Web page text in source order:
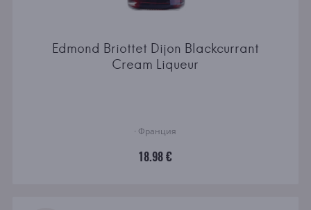
Edmond Briottet Dijon Blackcurrant
Cream Liqueur
· Франция
18.98 €